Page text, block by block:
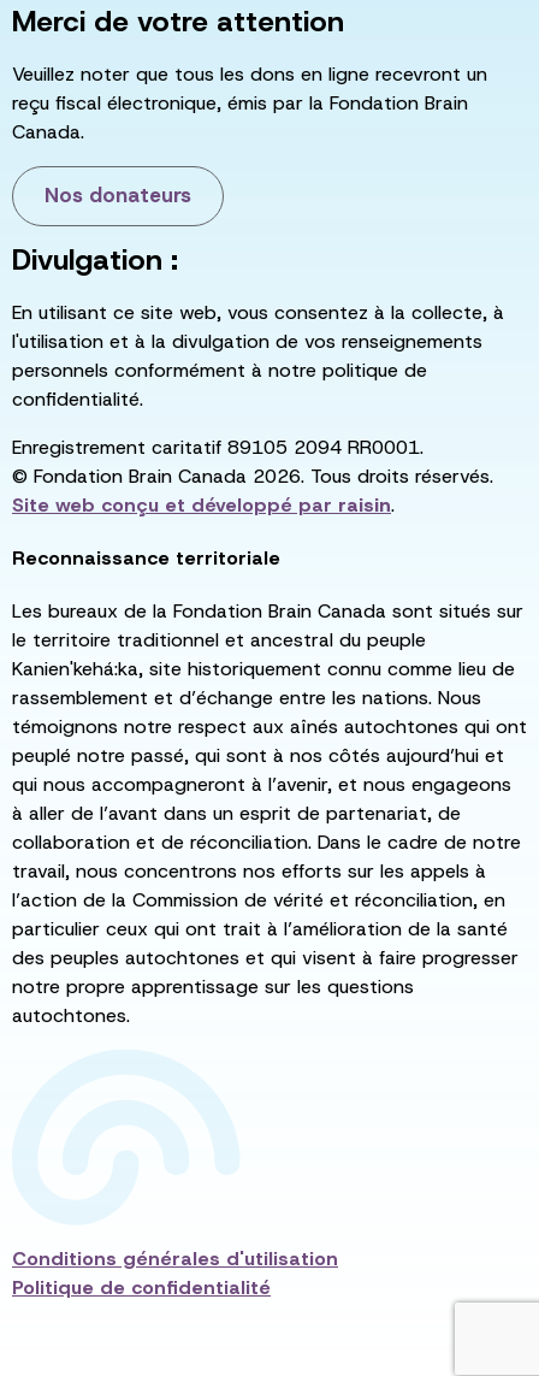
Merci de votre attention
Veuillez noter que tous les dons en ligne recevront un
reçu fiscal électronique, émis par la Fondation Brain
Canada.
Nos donateurs
Divulgation :
En utilisant ce site web, vous consentez à la collecte, à
l'utilisation et à la divulgation de vos renseignements
personnels conformément à notre politique de
confidentialité.
Enregistrement caritatif 89105 2094 RR0001.
© Fondation Brain Canada 2026. Tous droits réservés.
Site web conçu et développé par raisin.
Reconnaissance territoriale
Les bureaux de la Fondation Brain Canada sont situés sur
le territoire traditionnel et ancestral du peuple
Kanien'kehá:ka, site historiquement connu comme lieu de
rassemblement et d’échange entre les nations. Nous
témoignons notre respect aux aînés autochtones qui ont
peuplé notre passé, qui sont à nos côtés aujourd’hui et
qui nous accompagneront à l’avenir, et nous engageons
à aller de l’avant dans un esprit de partenariat, de
collaboration et de réconciliation. Dans le cadre de notre
travail, nous concentrons nos efforts sur les appels à
l’action de la Commission de vérité et réconciliation, en
particulier ceux qui ont trait à l’amélioration de la santé
des peuples autochtones et qui visent à faire progresser
notre propre apprentissage sur les questions
autochtones.
Conditions générales d'utilisation
Politique de confidentialité